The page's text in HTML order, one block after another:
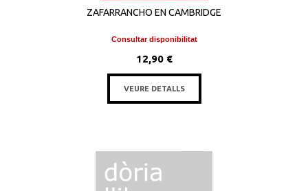
ZAFARRANCHO EN CAMBRIDGE
Consultar disponibilitat
12,90 €
VEURE DETALLS